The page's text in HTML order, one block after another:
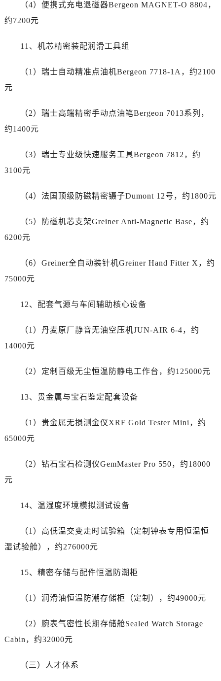
云南省丽江市古城区七星街售后服务中心（需提前预约）
云南省文山壮族苗族自治州文山市东风路售后服务中心（需提前预约）
云南省昭通市昭阳区青年路售后服务中心（需提前预约）
浙江省温州市鹿城区锦绣路1067号置信广场10层1015室售后服务中心（需提前预约）
广东省佛山市禅城区季华五路57号万科金融中心C座12层1205室售后服务中心（需提前预约）
江苏省无锡市梁溪区人民中路139号恒隆广场写字楼1座11层1104室售后服务中心（需提前预约）
湖北省武汉市江汉区解放大道686号世界贸易大厦38层09室售后服务中心（需提前预约）
山东省烟台市芝罘区胜利路139号万达金融中心A座907室售后服务中心（需提前预约）
云南省昆明市盘龙区北京路928号同德昆明广场写字楼10层06室售后服务中心（需提前预约）
海南省海口市龙华区金贸东路5号海口华润大厦B座17层1707室售后服务中心（需提前预约）
节假日正常营业！
（4）便携式充电退磁器Bergeon MAGNET-O 8804，
约7200元
11、机芯精密装配润滑工具组
（1）瑞士自动精准点油机Bergeon 7718-1A，约2100
元
（2）瑞士高端精密手动点油笔Bergeon 7013系列，
约1400元
（3）瑞士专业级快速服务工具Bergeon 7812，约
3100元
（4）法国顶级防磁精密镊子Dumont 12号，约1800元
（5）防磁机芯支架Greiner Anti-Magnetic Base，约
6200元
（6）Greiner全自动装针机Greiner Hand Fitter X，约
75000元
12、配套气源与车间辅助核心设备
（1）丹麦原厂静音无油空压机JUN-AIR 6-4，约
14000元
（2）定制百级无尘恒温防静电工作台，约125000元
13、贵金属与宝石鉴定配套设备
（1）贵金属无损测金仪XRF Gold Tester Mini，约
65000元
（2）钻石宝石检测仪GemMaster Pro 550，约18000
元
14、温湿度环境模拟测试设备
（1）高低温交变走时试验箱（定制钟表专用恒温恒
湿试验舱），约276000元
15、精密存储与配件恒温防潮柜
（1）润滑油恒温防潮存储柜（定制），约49000元
（2）腕表气密性长期存储舱Sealed Watch Storage
Cabin，约32000元
（三）人才体系